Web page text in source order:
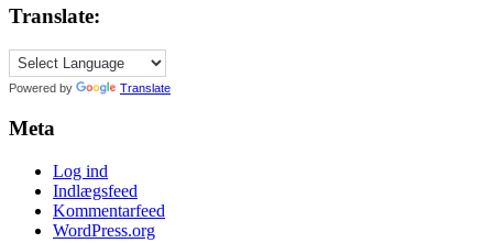
2005,
måned
Translate:
Powered by Translate
Meta
Log ind
Indlægsfeed
Kommentarfeed
WordPress.org